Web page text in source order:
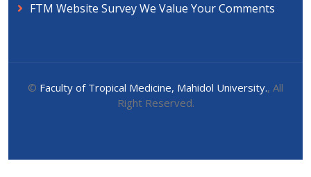
FTM Website Survey We Value Your Comments
© Faculty of Tropical Medicine, Mahidol University., All
Right Reserved.